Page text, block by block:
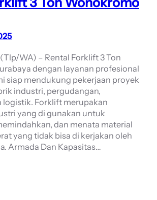
(Tlp/WA) – Rental Forklift 3 Ton
dengan layanan profesional
siap mendukung pekerjaan proyek
industri, pergudangan,
logistik. Forklift merupakan
yang di gunakan untuk
dan menata material
yang tidak bisa di kerjakan oleh
Armada Dan Kapasitas…